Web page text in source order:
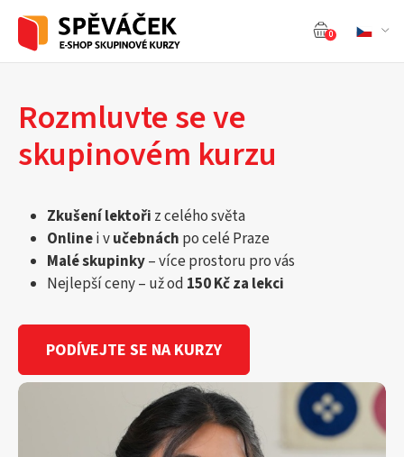
0
Rozmluvte se ve
skupinovém kurzu
Zkušení lektoři z celého světa
Onlinei vučebnách po celé Praze
Malé skupinky– více prostoru pro vás
Nejlepší ceny – už od 150 Kč za lekci
PODÍVEJTE SE NA KURZY